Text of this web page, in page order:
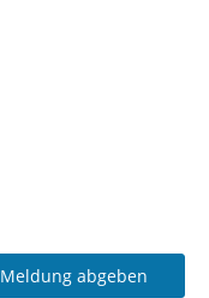
Meldung abgeben